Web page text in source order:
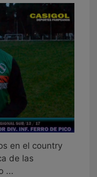
en el country
de las
...